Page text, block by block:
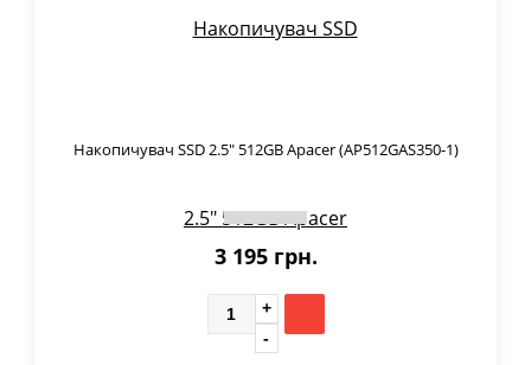
Накопичувач SSD 2.5" 512GB Apacer (AP512GAS350-1)
3 195 грн.